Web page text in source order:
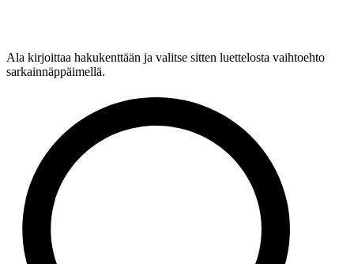
Ala kirjoittaa hakukenttään ja valitse sitten luettelosta vaihtoehto
sarkainnäppäimellä.